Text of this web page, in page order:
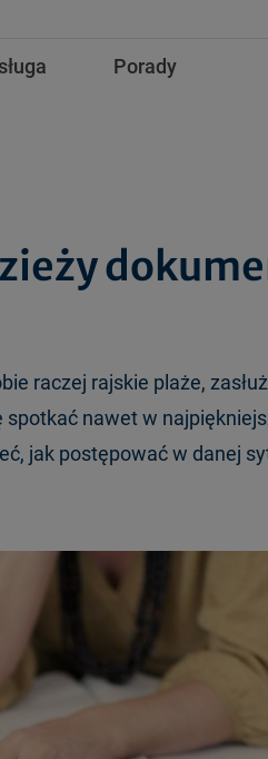
Porady
raczej rajskie plaże,
nawet w
jak postępować w danej